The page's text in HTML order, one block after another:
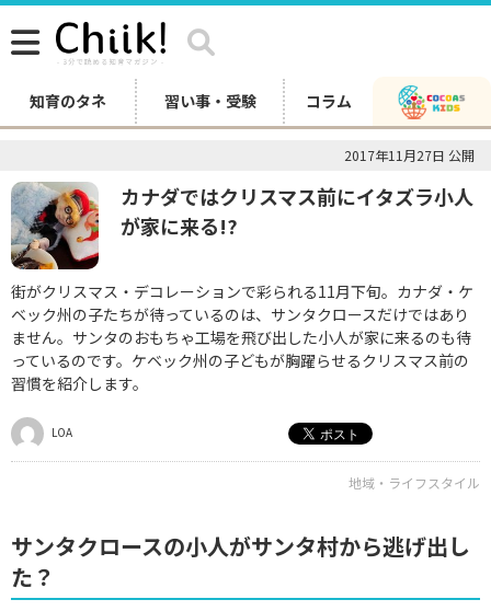
知育のタネ 習い事・受験 コラム
2017年11月27日 公開
カナダではクリスマス前にイタズラ小人
が家に来る!?
街がクリスマス・デコレーションで彩られる11月下旬。カナダ・ケ
ベック州の子たちが待っているのは、サンタクロースだけではあり
ません。サンタのおもちゃ工場を飛び出した小人が家に来るのも待
っているのです。ケベック州の子どもが胸躍らせるクリスマス前の
習慣を紹介します。
LOA
地域・ライフスタイル
サンタクロースの小人がサンタ村から逃げ出し
た？